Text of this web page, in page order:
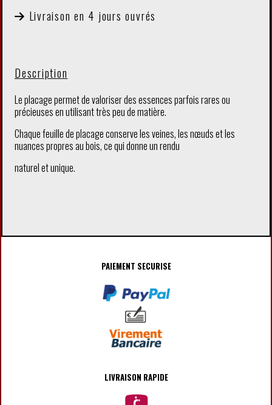
Livraison en 4 jours ouvrés
Description
Le placage permet de valoriser des essences parfois rares ou
précieuses en utilisant très peu de matière.
Chaque feuille de placage conserve les veines, les nœuds et les
nuances propres au bois, ce qui donne un rendu
naturel et unique.
PAIEMENT SECURISE
LIVRAISON RAPIDE